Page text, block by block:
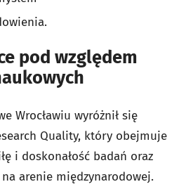
pod względem
Wrocławiu wyróżnił się
Quality, który obejmuje
i doskonałość badań oraz
arenie międzynarodowej.